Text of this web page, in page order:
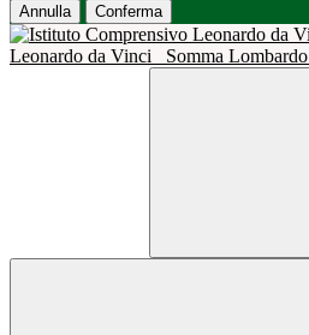
Annulla Conferma
Leonardo da Vinci
Somma Lombardo